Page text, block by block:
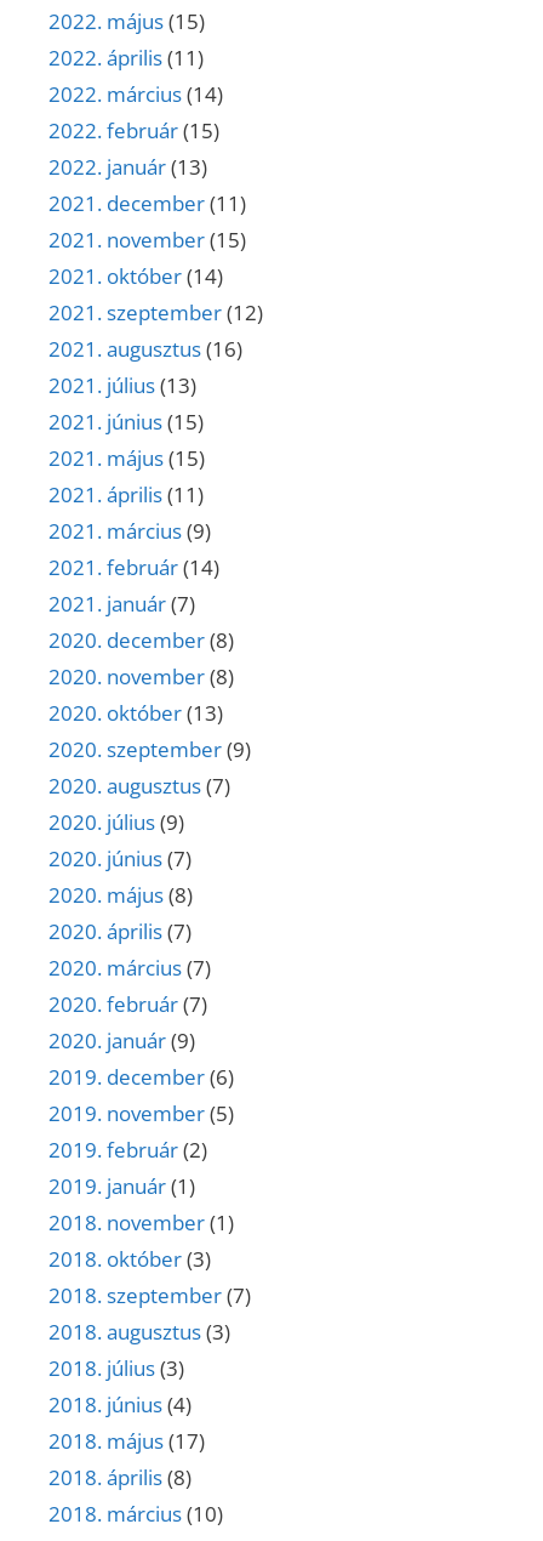
2022. május(15)
2022. április(11)
2022. március(14)
2022. február(15)
2022. január(13)
2021. december(11)
2021. november(15)
2021. október(14)
2021. szeptember(12)
2021. augusztus(16)
2021. július(13)
2021. június(15)
2021. május(15)
2021. április(11)
2021. március(9)
2021. február(14)
2021. január(7)
2020. december(8)
2020. november(8)
2020. október(13)
2020. szeptember(9)
2020. augusztus(7)
2020. július(9)
2020. június(7)
2020. május(8)
2020. április(7)
2020. március(7)
2020. február(7)
2020. január(9)
2019. december(6)
2019. november(5)
2019. február(2)
2019. január(1)
2018. november(1)
2018. október(3)
2018. szeptember(7)
2018. augusztus(3)
2018. július(3)
2018. június(4)
2018. május(17)
2018. április(8)
2018. március(10)